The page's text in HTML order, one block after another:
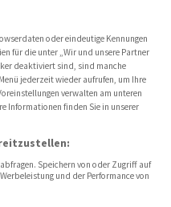
oder eindeutige Kennungen
für die unter „Wir und unsere Partner
deaktiviert sind, sind manche
jederzeit wieder aufrufen, um Ihre
verwalten am unteren
Informationen finden Sie in unserer
Speichern von oder Zugriff auf
und der Performance von